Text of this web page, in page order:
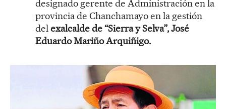
designado gerente de Administración en la
provincia de Chanchamayo en la gestión
delexalcalde de “Sierra y Selva”, José
Eduardo Mariño Arquiñigo.